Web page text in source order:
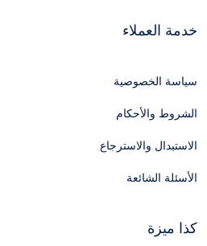
خدمة العملاء
سياسة الخصوصية
الشروط والأحكام
الاستبدال والاسترجاع
الأسئلة الشائعة
كذا ميزة